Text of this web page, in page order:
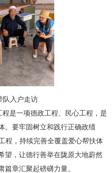
队入户走访
程是一项德政工程、民心工程，是
。要牢固树立和践行正确政绩
程，持续完善全覆盖爱心帮扶体
望，让德行善举在陇原大地蔚然
篇章汇聚起磅礴力量。